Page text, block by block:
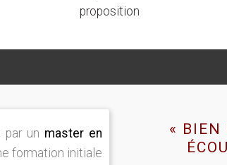
proposition
par un master en
formation initiale
« BIEN